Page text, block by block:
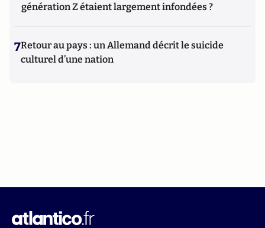
génération Z étaient largement infondées ?
7Retour au pays : un Allemand décrit le suicide
culturel d’une nation